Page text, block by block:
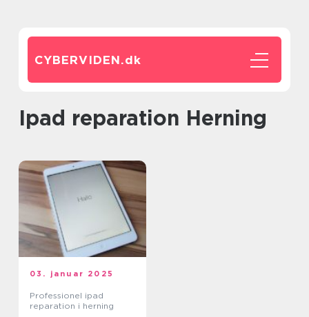
CYBERVIDEN.dk
Ipad reparation Herning
03. januar 2025
Professionel ipad
reparation i herning